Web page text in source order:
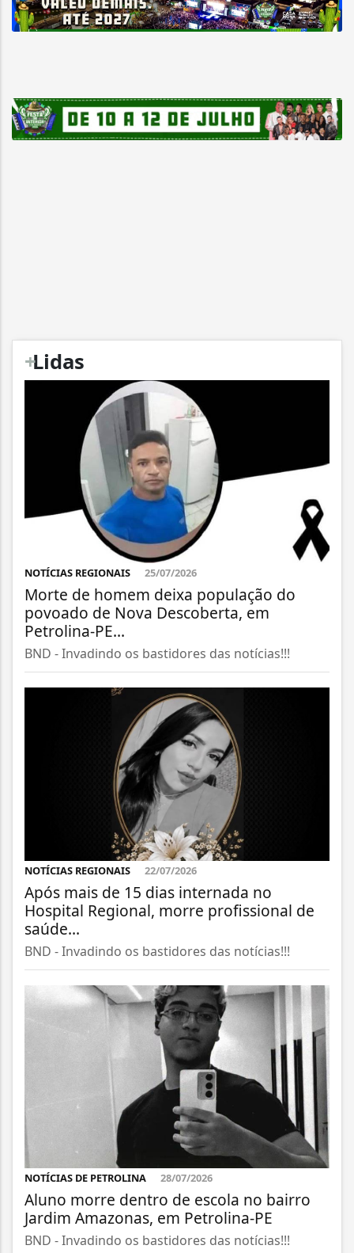
+
Lidas
NOTÍCIAS REGIONAIS 25/07/2026
Morte de homem deixa população do
povoado de Nova Descoberta, em
Petrolina-PE...
BND - Invadindo os bastidores das notícias!!!
NOTÍCIAS REGIONAIS 22/07/2026
Após mais de 15 dias internada no
Hospital Regional, morre profissional de
saúde...
BND - Invadindo os bastidores das notícias!!!
NOTÍCIAS DE PETROLINA 28/07/2026
Aluno morre dentro de escola no bairro
Jardim Amazonas, em Petrolina-PE
BND - Invadindo os bastidores das notícias!!!